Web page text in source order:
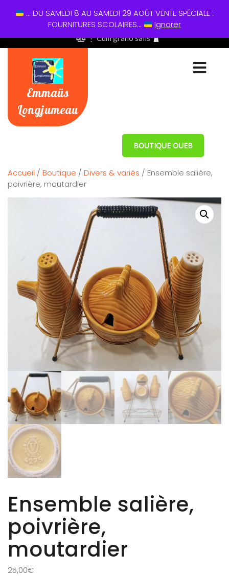
01 60 49 13 60
⋮ Cum grano salis
Emmaüs
Longjumeau
BOUTIQUE OUEB
Accueil / Boutique / Divers & variés / Ensemble salière,
poivrière, moutardier
Ensemble salière,
poivrière,
moutardier
25,00€
... DU SAMEDI 8 AU SAMEDI 29 AOÛT VENTE SPÉCIALE :
FOURNITURES SCOLAIRES...
Ignorer